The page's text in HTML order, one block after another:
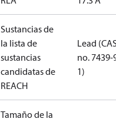
Sustancias de
la lista de
sustancias
candidatas de
REACH
Lead
no. 7439-
1)
Tamaño de la